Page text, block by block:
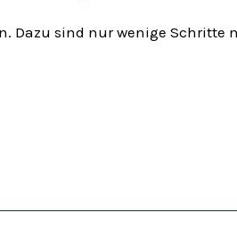
Dazu sind nur wenige Schritte